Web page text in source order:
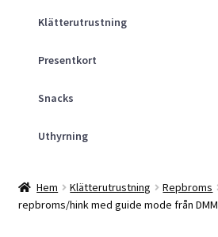
Klätterutrustning
Presentkort
Snacks
Uthyrning
Hem Klätterutrustning Repbroms
repbroms/hink med guide mode från DMM